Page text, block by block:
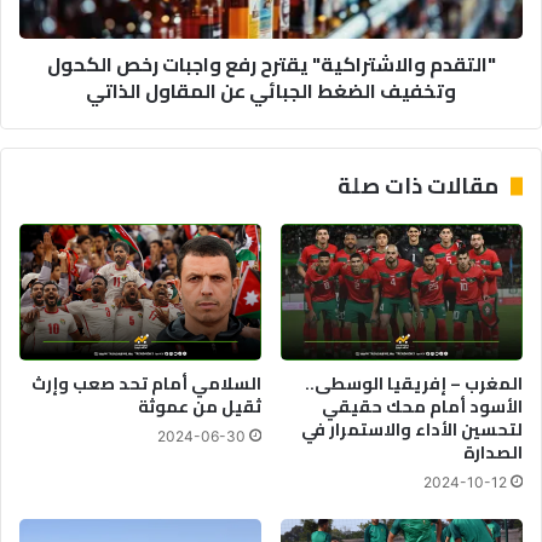
وتخفيف
الضغط
الجبائي"التقدم والاشتراكية" يقترح رفع واجبات رخص الكحول
وتخفيف الضغط الجبائي عن المقاول الذاتي
مقالات ذات صلة
المغرب – إفريقيا الوسطى..
الأسود أمام محك حقيقي
لتحسين الأداء والاستمرار في
الصدارة
2024-10-12
السلامي أمام تحد صعب وإرث
ثقيل من عموثة
2024-06-30